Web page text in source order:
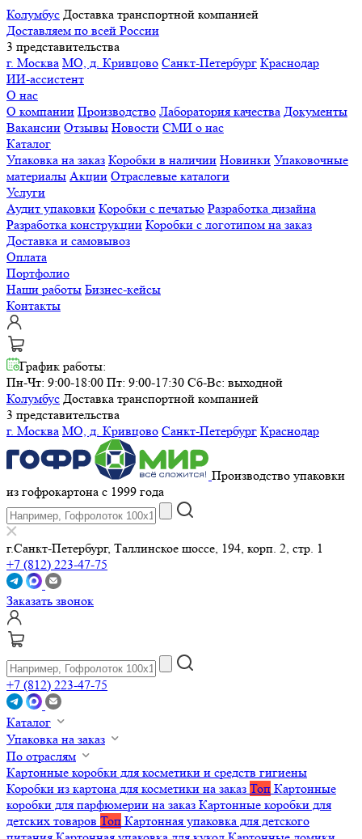
Колумбус Доставка транспортной компанией
Доставляем по всей России
3 представительства
г. Москва МО, д. Кривцово Санкт-Петербург Краснодар
ИИ-ассистент
О нас
О компании Производство Лаборатория качества Документы
Вакансии Отзывы Новости СМИ о нас
Каталог
Упаковка на заказ Коробки в наличии Новинки Упаковочные
материалы Акции Отраслевые каталоги
Услуги
Аудит упаковки Коробки с печатью Разработка дизайна
Разработка конструкции Коробки с логотипом на заказ
Доставка и самовывоз
Оплата
Портфолио
Наши работы Бизнес-кейсы
Контакты
График работы:
Пн-Чт: 9:00-18:00 Пт: 9:00-17:30 Сб-Вс: выходной
Колумбус Доставка транспортной компанией
3 представительства
г. Москва МО, д. Кривцово Санкт-Петербург Краснодар
Производство упаковки
из гофрокартона с 1999 года
г.Санкт-Петербург, Таллинское шоссе, 194, корп. 2, стр. 1
+7 (812) 223-47-75
Заказать звонок
+7 (812) 223-47-75
Каталог
Упаковка на заказ
По отраслям
Картонные коробки для косметики и средств гигиены
Коробки из картона для косметики на заказ Топ Картонные
коробки для парфюмерии на заказ Картонные коробки для
детских товаров Топ Картонная упаковка для детского